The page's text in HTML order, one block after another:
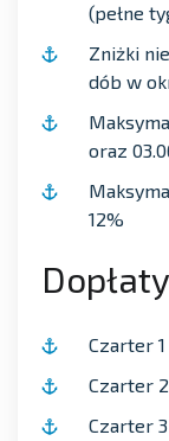
(pełne
Zniżki
dób w
oraz
12%
Czarter
Czarter
Czarter